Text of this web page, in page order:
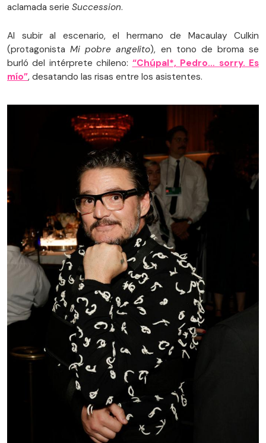
aclamada serie Succession.
Al subir al escenario, el hermano de Macaulay Culkin
(protagonistaMi pobre angelito), en tono de broma se
burló del intérprete chileno: “Chúpal*, Pedro… sorry. Es
mío”, desatando las risas entre los asistentes.